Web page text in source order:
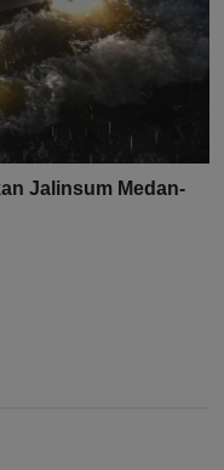
Jalinsum Medan-